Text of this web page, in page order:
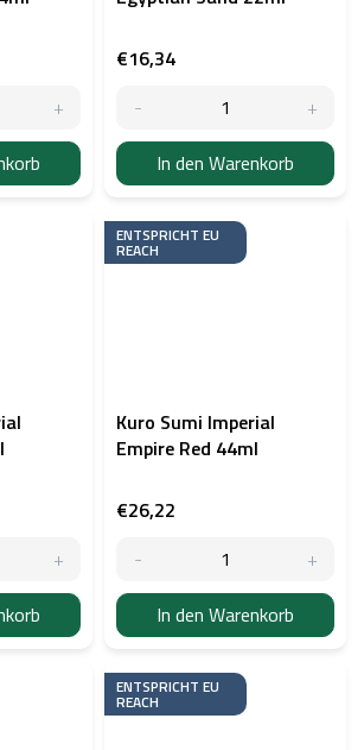
€16,34
In den Warenkorb
ENTSPRICHT EU
REACH
Kuro Sumi Imperial
Empire Red 44ml
€26,22
In den Warenkorb
ENTSPRICHT EU
REACH